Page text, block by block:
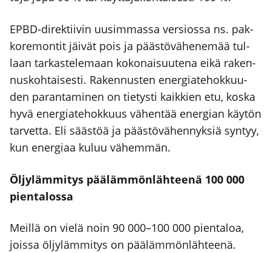
EPBD-direk­tii­vin uusim­mas­sa ver­sios­sa ns. pak­
ko­re­mon­tit jäi­vät pois ja pääs­tö­vä­he­ne­mää tul­
laan tar­kas­te­le­maan koko­nai­suu­te­na eikä raken­
nus­koh­tai­ses­ti. Raken­nus­ten ener­gia­te­hok­kuu­
den paran­ta­mi­nen on tie­tys­ti kaik­kien etu, kos­ka
hyvä ener­gia­te­hok­kuus vähen­tää ener­gian käy­tön
tar­vet­ta. Eli sääs­töä ja pääs­tö­vä­hen­nyk­siä syn­tyy,
kun ener­gi­aa kuluu vähem­män.
Öljy­läm­mi­tys pää­läm­mön­läh­tee­nä 100 000
pien­ta­los­sa
Meil­lä on vie­lä noin 90 000–100 000 pien­ta­loa,
jois­sa öljy­läm­mi­tys on pää­läm­mön­läh­tee­nä.